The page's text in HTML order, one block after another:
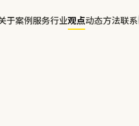
于案例服务行业观点动态方法联系